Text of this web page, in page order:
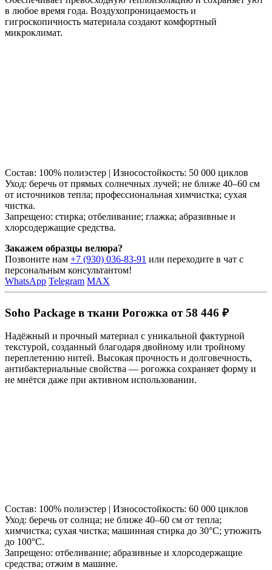
в любое время года. Воздухопроницаемость и
гигроскопичность материала создают комфортный
микроклимат.
Состав: 100% полиэстер | Износостойкость: 50 000 циклов
Уход: беречь от прямых солнечных лучей; не ближе 40–60 см
от источников тепла; профессиональная химчистка; сухая
чистка.
Запрещено: стирка; отбеливание; глажка; абразивные и
хлорсодержащие средства.
Закажем образцы велюра?
Позвоните нам +7 (930) 036-83-91 или переходите в чат с
персональным консультантом!
WhatsApp Telegram MAX
Soho Package в ткани Рогожка от 58 446 ₽
Надёжный и прочный материал с уникальной фактурной
текстурой, созданный благодаря двойному или тройному
переплетению нитей. Высокая прочность и долговечность,
антибактериальные свойства — рогожка сохраняет форму и
не мнётся даже при активном использовании.
Состав: 100% полиэстер | Износостойкость: 60 000 циклов
Уход: беречь от солнца; не ближе 40–60 см от тепла;
химчистка; сухая чистка; машинная стирка до 30°C; утюжить
до 100°C.
Запрещено: отбеливание; абразивные и хлорсодержащие
средства; отжим в машине.